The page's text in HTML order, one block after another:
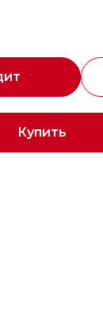
Купить